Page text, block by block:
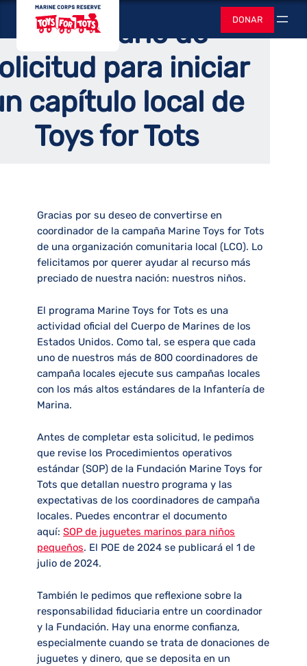
contenido
Juguetes
DONAR Buscar
Hogar/Apoyanos/ Iniciar un capítulo local
Formulario de
para iniciar
capítulo local de
Toys for Tots
Gracias por su deseo de convertirse en
coordinador de la campaña Marine Toys for Tots
de una organización comunitaria local (LCO). Lo
felicitamos por querer ayudar al recurso más
preciado de nuestra nación: nuestros niños.
El programa Marine Toys for Tots es una
actividad oficial del Cuerpo de Marines de los
Estados Unidos. Como tal, se espera que cada
uno de nuestros más de 800 coordinadores de
campaña locales ejecute sus campañas locales
con los más altos estándares de la Infantería de
Marina.
Antes de completar esta solicitud, le pedimos
que revise los Procedimientos operativos
estándar (SOP) de la Fundación Marine Toys for
Tots que detallan nuestro programa y las
expectativas de los coordinadores de campaña
locales. Puedes encontrar el documento
aquí:SOP de juguetes marinos para niños
pequeños. El POE de 2024 se publicará el 1 de
julio de 2024.
También le pedimos que reflexione sobre la
responsabilidad fiduciaria entre un coordinador
y la Fundación. Hay una enorme confianza,
especialmente cuando se trata de donaciones de
juguetes y dinero, que se deposita en un